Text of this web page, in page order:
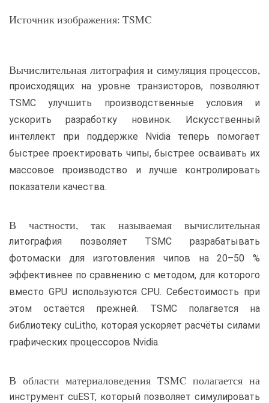
Источник изображения: TSMC
Вычислительная литография и симуляция процессов,
происходящих на уровне транзисторов, позволяют
TSMC улучшить производственные условия и
ускорить разработку новинок. Искусственный
интеллект при поддержке Nvidia теперь помогает
быстрее проектировать чипы, быстрее осваивать их
массовое производство и лучше контролировать
показатели качества.
В частности, так называемая вычислительная
литография позволяет TSMC разрабатывать
фотомаски для изготовления чипов на 20–50 %
эффективнее по сравнению с методом, для которого
вместо GPU используются CPU. Себестоимость при
этом остаётся прежней. TSMC полагается на
библиотеку cuLitho, которая ускоряет расчёты силами
графических процессоров Nvidia.
В области материаловедения TSMC полагается на
инструмент cuEST, который позволяет симулировать